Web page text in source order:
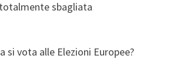
sbagliata
si vota alle Elezioni Europee?